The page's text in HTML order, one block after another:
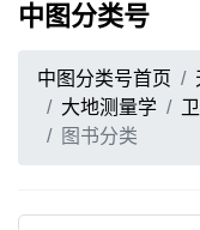
中图分类号
中图分类号首页
大地测量学
图书分类